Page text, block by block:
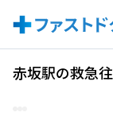
赤坂駅の救急